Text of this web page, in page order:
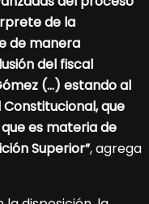
de la
de manera
del fiscal
(…) estando al
que
es materia de
Superior”, agrega